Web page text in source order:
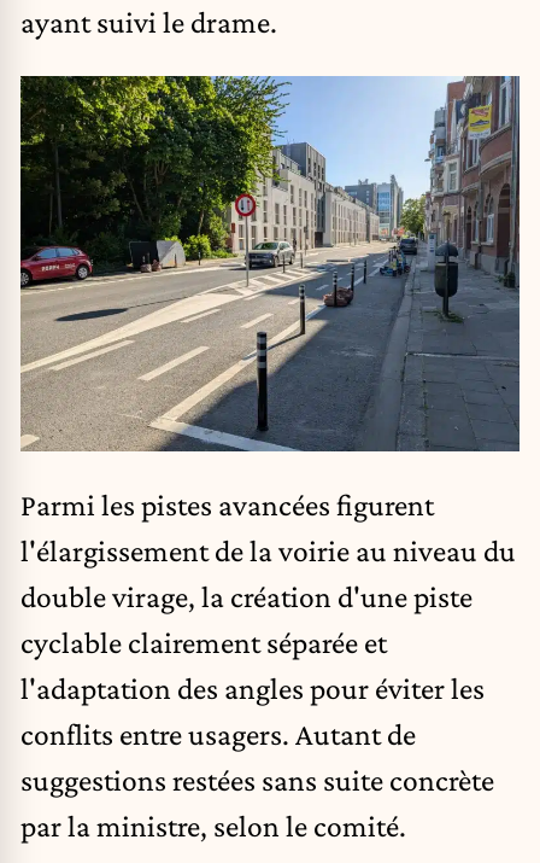
ayant suivi le drame.
Parmi les pistes avancées figurent
l'élargissement de la voirie au niveau du
double virage, la création d'une piste
cyclable clairement séparée et
l'adaptation des angles pour éviter les
conflits entre usagers. Autant de
suggestions restées sans suite concrète
par la ministre, selon le comité.